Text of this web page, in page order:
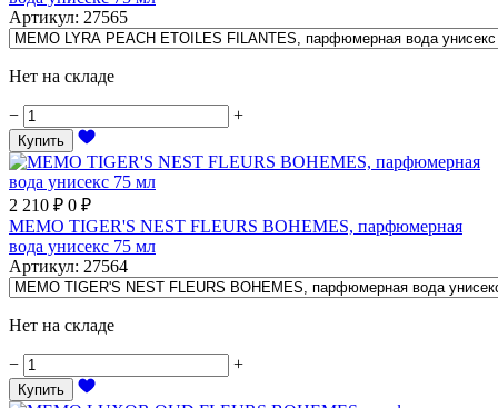
Артикул: 27565
Нет на складе
− +
Купить
2 210 ₽ 0 ₽
MEMO TIGER'S NEST FLEURS BOHEMES, парфюмерная
вода унисекс 75 мл
Артикул: 27564
Нет на складе
− +
Купить